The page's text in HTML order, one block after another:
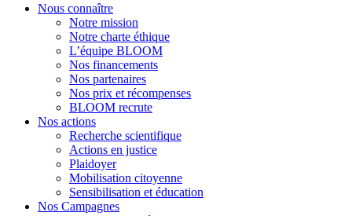
Nous connaître
Notre mission
Notre charte éthique
L’équipe BLOOM
Nos financements
Nos partenaires
Nos prix et récompenses
BLOOM recrute
Nos actions
Recherche scientifique
Actions en justice
Plaidoyer
Mobilisation citoyenne
Sensibilisation et éducation
Nos Campagnes